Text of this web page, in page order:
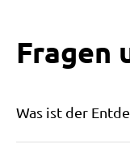
Fragen
Was ist der